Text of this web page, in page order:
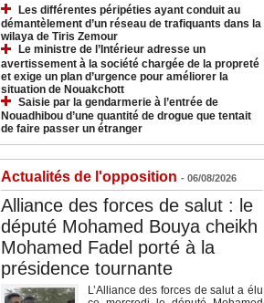
Les différentes péripéties ayant conduit au
démantèlement d’un réseau de trafiquants dans la
wilaya de Tiris Zemour
Le ministre de l’Intérieur adresse un
avertissement à la société chargée de la propreté
et exige un plan d’urgence pour améliorer la
situation de Nouakchott
Saisie par la gendarmerie à l’entrée de
Nouadhibou d’une quantité de drogue que tentait
de faire passer un étranger
Actualités de l'opposition - 06/08/2026
Alliance des forces de salut : le
député Mohamed Bouya cheikh
Mohamed Fadel porté à la
présidence tournante
L’Alliance des forces de salut a élu